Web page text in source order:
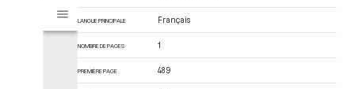
s
LANGUE PRINCIPALE Français
NOMBRE DE PAGES 1
PREMIÈRE PAGE 489